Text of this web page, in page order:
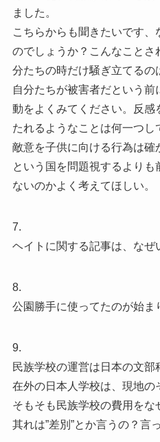
ました。
こちらからも聞きたいです
のでしょうか？こんなことさ
分たちの時だけ騒ぎ立てるの
自分たちが被害者だという
動をよくみてください。反感
たれるようなことは何一つし
敵意を子供に向ける行為は確
という国を問題視するより
ないのかよく考えてほしい。
7.
ヘイトに関する記事は、なぜ
8.
公園勝手に使ってたのが始ま
9.
民族学校の運営は日本の文部
在外の日本人学校は、現地の
そもそも民族学校の費用をな
其れは”差別”とか言うの？言